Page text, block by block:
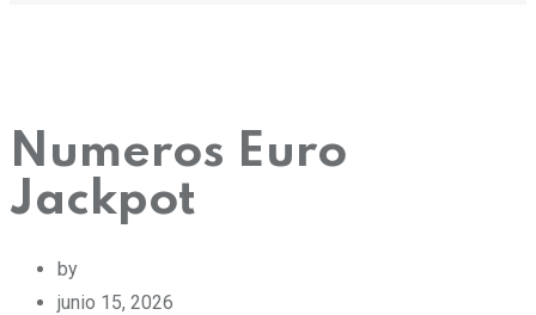
Numeros Euro
Jackpot
by
junio 15, 2026